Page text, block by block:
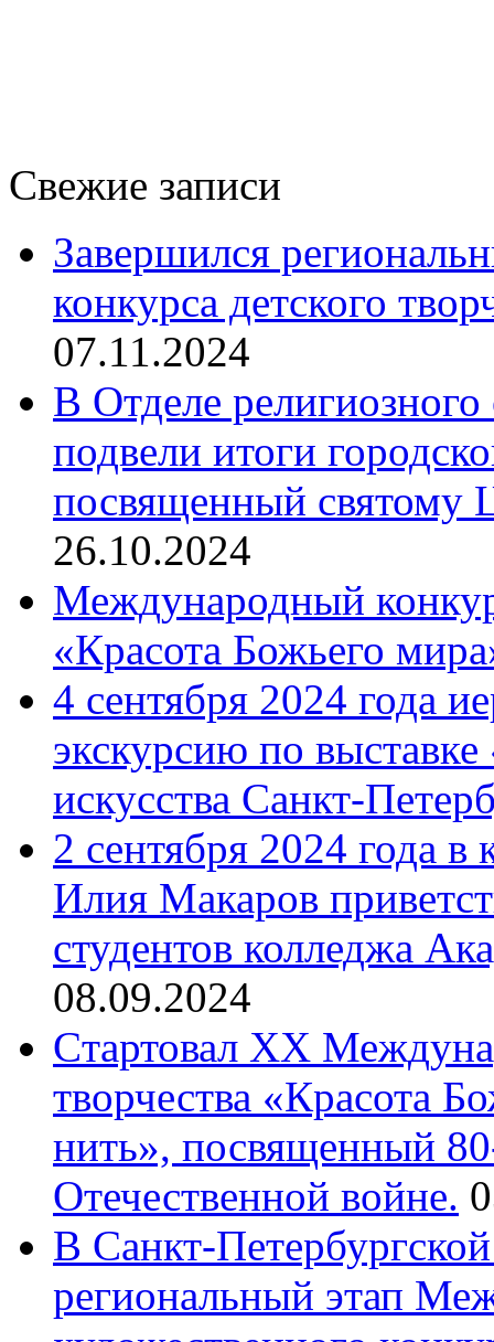
Свежие записи
Завершился
конкурса детского
07.11.2024
В Отделе религиозного
подвели итоги
посвященный святому
26.10.2024
Международный
«Красота Божьего
4 сентября 2024 года
экскурсию по
искусства Санкт-
2 сентября 2024 года
Илия Макаров
студентов колледжа
08.09.2024
Cтартовал XX
творчества «Красота
нить», посвященный
Отечественной войне.
В Санкт-
региональный этап